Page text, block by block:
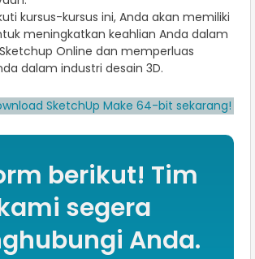
kursus-kursus ini, Anda akan memiliki
meningkatkan keahlian Anda dalam
Online dan memperluas
dalam industri desain 3D.
SketchUp Make 64-bit sekarang!
berikut! Tim
segera
Anda.